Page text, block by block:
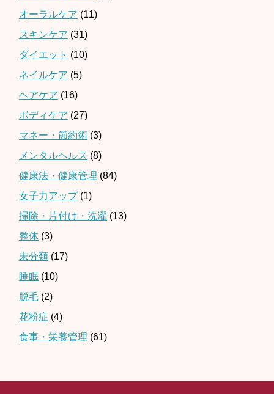
オーラルケア (11)
スキンケア (31)
ダイエット (10)
ネイルケア (5)
ヘアケア (16)
ボディケア (27)
マネー・節約術 (3)
メンタルヘルス (8)
健康法・健康管理 (84)
女子力アップ(1)
掃除・片付け・洗濯 (13)
整体 (3)
未分類 (17)
睡眠 (10)
脱毛 (2)
花粉症 (4)
食事・栄養管理 (61)